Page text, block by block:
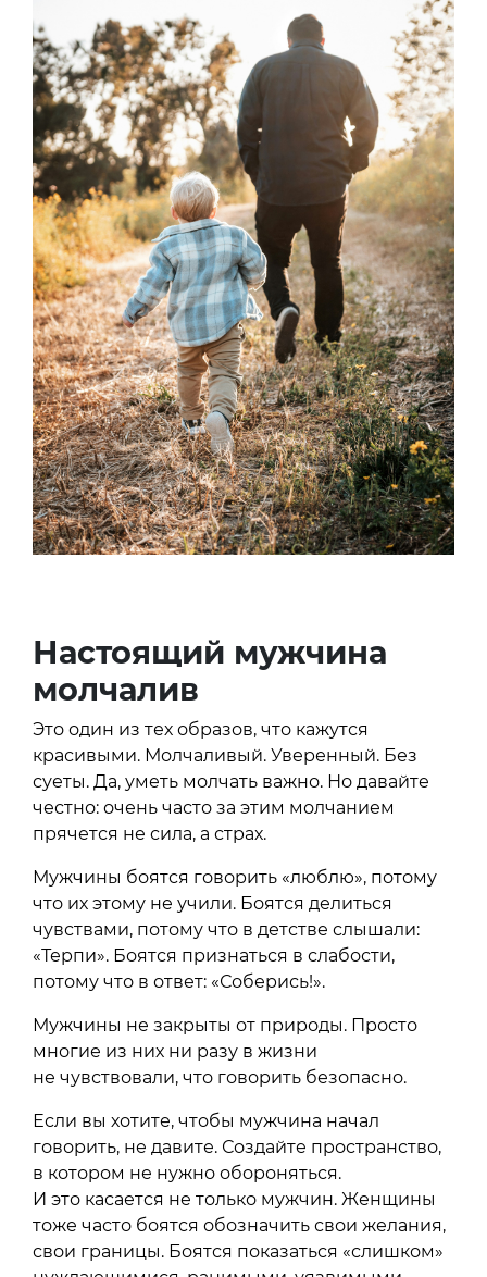
Настоящий мужчина
молчалив
Это один из тех образов, что кажутся
красивыми. Молчаливый. Уверенный. Без
суеты. Да, уметь молчать важно. Но давайте
честно: очень часто за этим молчанием
прячется не сила, а страх.
Мужчины боятся говорить «люблю», потому
что их этому не учили. Боятся делиться
чувствами, потому что в детстве слышали:
«Терпи». Боятся признаться в слабости,
потому что в ответ: «Соберись!».
Мужчины не закрыты от природы. Просто
многие из них ни разу в жизни
не чувствовали, что говорить безопасно.
Если вы хотите, чтобы мужчина начал
говорить, не давите. Создайте пространство,
в котором не нужно обороняться.
И это касается не только мужчин. Женщины
тоже часто боятся обозначить свои желания,
свои границы. Боятся показаться «слишком»